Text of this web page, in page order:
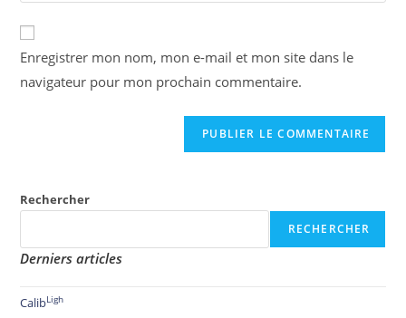
Enregistrer mon nom, mon e-mail et mon site dans le
navigateur pour mon prochain commentaire.
Rechercher
RECHERCHER
Derniers articles
CalibLigh